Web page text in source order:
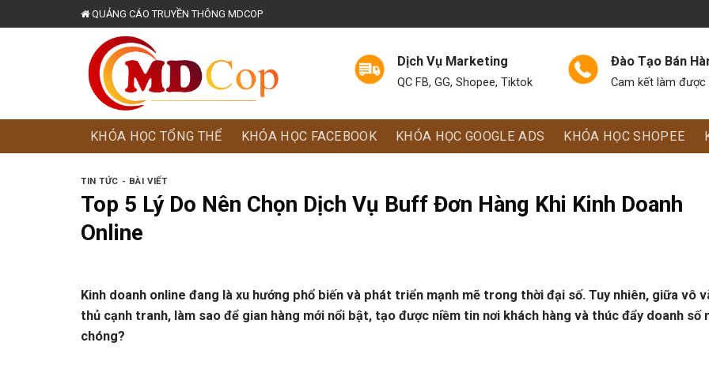
to
QUẢNG CÁO TRUYỀN THÔNG MDCOP
Dịch Vụ Marketing
QC FB, GG, Shopee, Tiktok
Đào Tạo Bán
Cam kết làm được
KHÓA HỌC TỔNG THỂ KHÓA HỌC FACEBOOK KHÓA HỌC GOOGLE ADS KHÓA HỌC SHOPEE
TIN TỨC - BÀI VIẾT
Top 5 Lý Do Nên Chọn Dịch Vụ Buff Đơn Hàng Khi Kinh Doanh
Online
Kinh doanh online đang là xu hướng phổ biến và phát triển mạnh mẽ trong thời đại số. Tuy nhiên, giữa vô
thủ cạnh tranh, làm sao để gian hàng mới nổi bật, tạo được niềm tin nơi khách hàng và thúc đẩy doanh số
chóng?